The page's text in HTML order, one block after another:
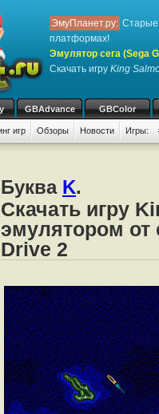
ЭмуПланет.ру: Старые
платформах!
Эмулятор сега (Sega
Скачать игру King
GBAdvance GBColor
игр Обзоры Новости Игры:
Буква K.
Скачать игру
эмулятором от
Drive 2